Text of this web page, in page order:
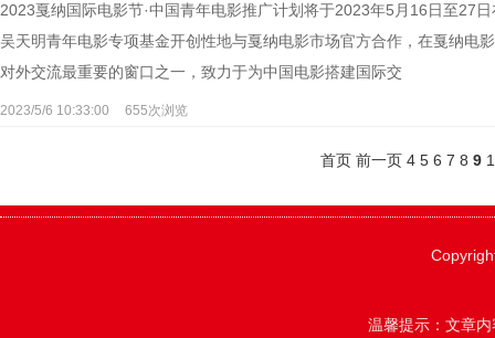
2023戛纳国际电影节·中国青年电影推广计划将于2023年5月16日至27
吴天明青年电影专项基金开创性地与戛纳电影市场官方合作，在戛纳电
对外交流最重要的窗口之一，致力于为中国电影搭建国际交
2023/5/6 10:33:00 655次浏览
首页 前一页 4 5 6 7 8 9
温馨提示：文章